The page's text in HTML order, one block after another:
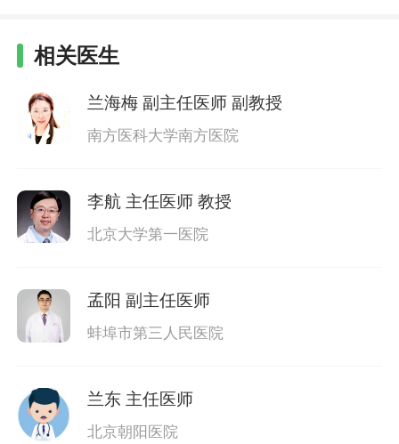
相关医生
兰海梅 副主任医师 副教授
南方医科大学南方医院
李航 主任医师 教授
北京大学第一医院
孟阳 副主任医师
蚌埠市第三人民医院
兰东 主任医师
北京朝阳医院